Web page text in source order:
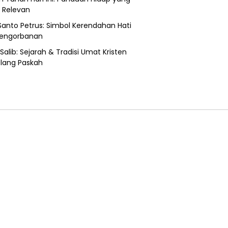
Petrus: Simbol Kerendahan Hati
Sejarah & Tradisi Umat Kristen
Paskah